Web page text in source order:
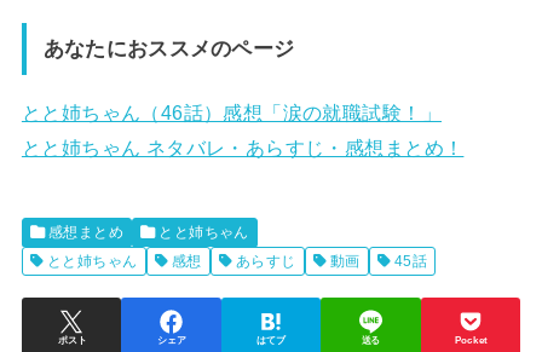
あなたにおススメのページ
とと姉ちゃん（46話）感想「涙の就職試験！」
とと姉ちゃん ネタバレ・あらすじ・感想まとめ！
感想まとめ
とと姉ちゃん
とと姉ちゃん
感想 あらすじ 動画 45話
ポスト シェア はてブ 送る Pocket